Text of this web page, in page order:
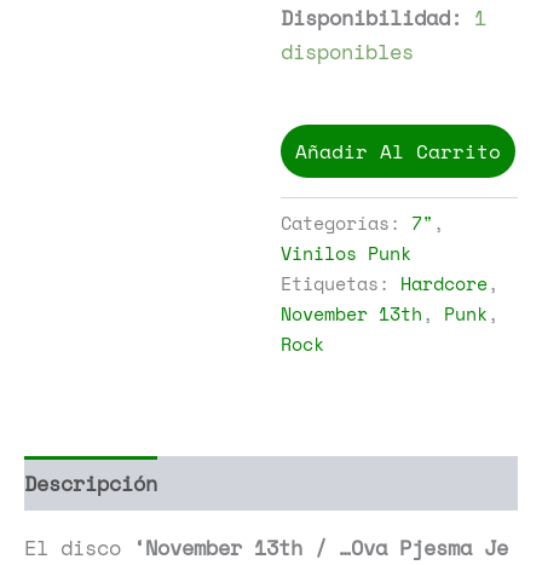
Disponibilidad: 1
disponibles
13th
-
13th
/
...Ova
Pjesma
Je
Crvena
Kao
Añadir Al Carrito
Categorías: 7" ,
Vinilos Punk
Etiquetas: Hardcore,
November 13th, Punk,
Rock
Descripción
El disco ‘November 13th / …Ova Pjesma Je